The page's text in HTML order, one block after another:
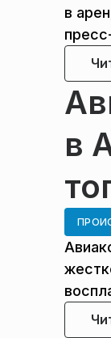
в
в